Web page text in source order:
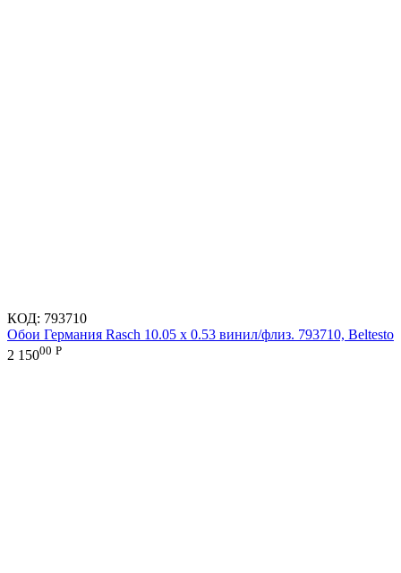
КОД: 793710
Обои Германия Rasch 10.05 х 0.53 винил/флиз. 793710, Beltesto
2 15000 Р